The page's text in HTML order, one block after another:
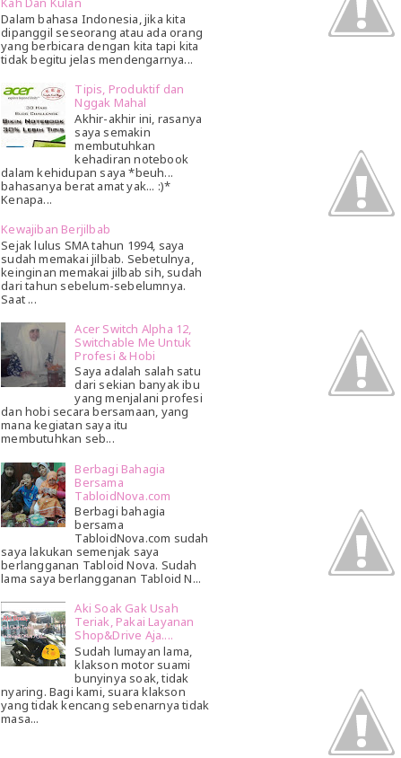
Dalam bahasa Indonesia, jika kita
dipanggil seseorang atau ada orang
yang berbicara dengan kita tapi kita
tidak begitu jelas mendengarnya...
Tipis, Produktif dan
Nggak Mahal
Akhir-akhir ini, rasanya
saya semakin
membutuhkan
kehadiran notebook
dalam kehidupan saya *beuh...
bahasanya berat amat yak... :)*
Kenapa...
Kewajiban Berjilbab
Sejak lulus SMA tahun 1994, saya
sudah memakai jilbab. Sebetulnya,
keinginan memakai jilbab sih, sudah
dari tahun sebelum-sebelumnya.
Saat ...
Acer Switch Alpha 12,
Switchable Me Untuk
Profesi & Hobi
Saya adalah salah satu
dari sekian banyak ibu
yang menjalani profesi
dan hobi secara bersamaan, yang
mana kegiatan saya itu
membutuhkan seb...
Berbagi Bahagia
Bersama
TabloidNova.com
Berbagi bahagia
bersama
TabloidNova.com sudah
saya lakukan semenjak saya
berlangganan Tabloid Nova. Sudah
lama saya berlangganan Tabloid N...
Aki Soak Gak Usah
Teriak, Pakai Layanan
Shop&Drive Aja....
Sudah lumayan lama,
klakson motor suami
bunyinya soak, tidak
nyaring. Bagi kami, suara klakson
yang tidak kencang sebenarnya tidak
masa...